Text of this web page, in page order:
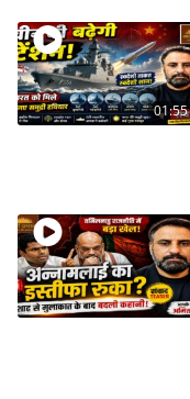
01:55